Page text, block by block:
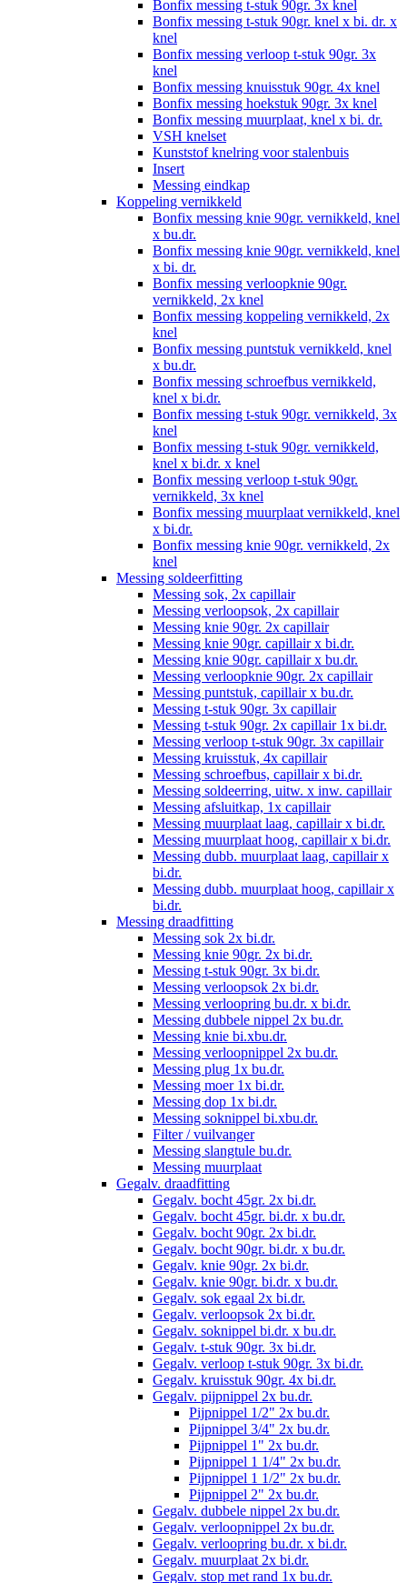
Bonfix messing t-stuk 90gr. 3x knel
Bonfix messing t-stuk 90gr. knel x bi. dr. x
knel
Bonfix messing verloop t-stuk 90gr. 3x
knel
Bonfix messing knuisstuk 90gr. 4x knel
Bonfix messing hoekstuk 90gr. 3x knel
Bonfix messing muurplaat, knel x bi. dr.
VSH knelset
Kunststof knelring voor stalenbuis
Insert
Messing eindkap
Koppeling vernikkeld
Bonfix messing knie 90gr. vernikkeld, knel
x bu.dr.
Bonfix messing knie 90gr. vernikkeld, knel
x bi. dr.
Bonfix messing verloopknie 90gr.
vernikkeld, 2x knel
Bonfix messing koppeling vernikkeld, 2x
knel
Bonfix messing puntstuk vernikkeld, knel
x bu.dr.
Bonfix messing schroefbus vernikkeld,
knel x bi.dr.
Bonfix messing t-stuk 90gr. vernikkeld, 3x
knel
Bonfix messing t-stuk 90gr. vernikkeld,
knel x bi.dr. x knel
Bonfix messing verloop t-stuk 90gr.
vernikkeld, 3x knel
Bonfix messing muurplaat vernikkeld, knel
x bi.dr.
Bonfix messing knie 90gr. vernikkeld, 2x
knel
Messing soldeerfitting
Messing sok, 2x capillair
Messing verloopsok, 2x capillair
Messing knie 90gr. 2x capillair
Messing knie 90gr. capillair x bi.dr.
Messing knie 90gr. capillair x bu.dr.
Messing verloopknie 90gr. 2x capillair
Messing puntstuk, capillair x bu.dr.
Messing t-stuk 90gr. 3x capillair
Messing t-stuk 90gr. 2x capillair 1x bi.dr.
Messing verloop t-stuk 90gr. 3x capillair
Messing kruisstuk, 4x capillair
Messing schroefbus, capillair x bi.dr.
Messing soldeerring, uitw. x inw. capillair
Messing afsluitkap, 1x capillair
Messing muurplaat laag, capillair x bi.dr.
Messing muurplaat hoog, capillair x bi.dr.
Messing dubb. muurplaat laag, capillair x
bi.dr.
Messing dubb. muurplaat hoog, capillair x
bi.dr.
Messing draadfitting
Messing sok 2x bi.dr.
Messing knie 90gr. 2x bi.dr.
Messing t-stuk 90gr. 3x bi.dr.
Messing verloopsok 2x bi.dr.
Messing verloopring bu.dr. x bi.dr.
Messing dubbele nippel 2x bu.dr.
Messing knie bi.xbu.dr.
Messing verloopnippel 2x bu.dr.
Messing plug 1x bu.dr.
Messing moer 1x bi.dr.
Messing dop 1x bi.dr.
Messing soknippel bi.xbu.dr.
Filter / vuilvanger
Messing slangtule bu.dr.
Messing muurplaat
Gegalv. draadfitting
Gegalv. bocht 45gr. 2x bi.dr.
Gegalv. bocht 45gr. bi.dr. x bu.dr.
Gegalv. bocht 90gr. 2x bi.dr.
Gegalv. bocht 90gr. bi.dr. x bu.dr.
Gegalv. knie 90gr. 2x bi.dr.
Gegalv. knie 90gr. bi.dr. x bu.dr.
Gegalv. sok egaal 2x bi.dr.
Gegalv. verloopsok 2x bi.dr.
Gegalv. soknippel bi.dr. x bu.dr.
Gegalv. t-stuk 90gr. 3x bi.dr.
Gegalv. verloop t-stuk 90gr. 3x bi.dr.
Gegalv. kruisstuk 90gr. 4x bi.dr.
Gegalv. pijpnippel 2x bu.dr.
Pijpnippel 1/2" 2x bu.dr.
Pijpnippel 3/4" 2x bu.dr.
Pijpnippel 1" 2x bu.dr.
Pijpnippel 1 1/4" 2x bu.dr.
Pijpnippel 1 1/2" 2x bu.dr.
Pijpnippel 2" 2x bu.dr.
Gegalv. dubbele nippel 2x bu.dr.
Gegalv. verloopnippel 2x bu.dr.
Gegalv. verloopring bu.dr. x bi.dr.
Gegalv. muurplaat 2x bi.dr.
Gegalv. stop met rand 1x bu.dr.